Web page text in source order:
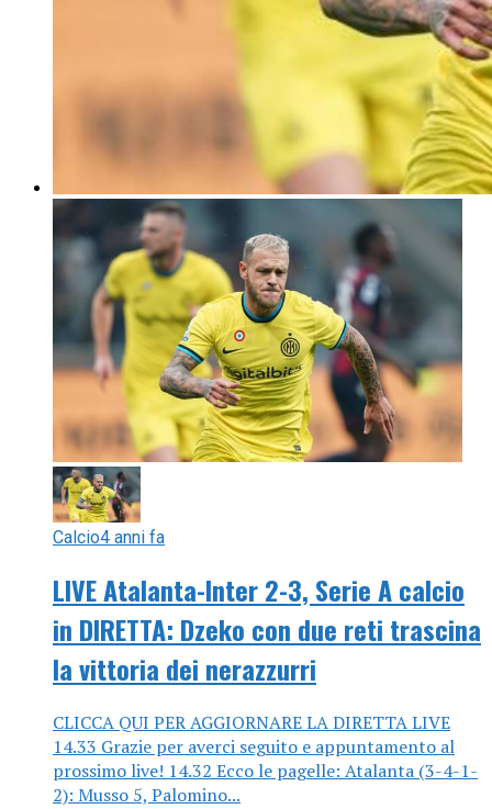
Calcio4 anni fa
LIVE Atalanta-Inter 2-3, Serie A calcio
in DIRETTA: Dzeko con due reti trascina
la vittoria dei nerazzurri
CLICCA QUI PER AGGIORNARE LA DIRETTA LIVE
14.33 Grazie per averci seguito e appuntamento al
prossimo live! 14.32 Ecco le pagelle: Atalanta (3-4-1-
2): Musso 5, Palomino...